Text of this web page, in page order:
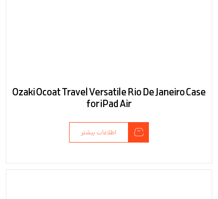
Ozaki Ocoat Travel Versatile Rio De Janeiro Case
for iPad Air
اطلاعات بیشتر